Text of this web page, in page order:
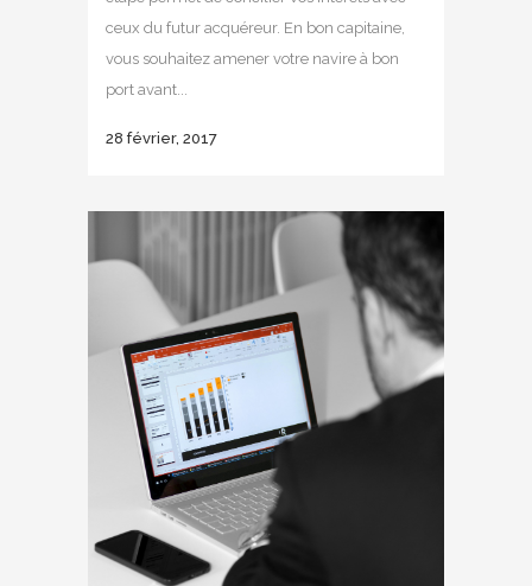
ceux du futur acquéreur. En bon capitaine,
vous souhaitez amener votre navire à bon
port avant...
28 février, 2017